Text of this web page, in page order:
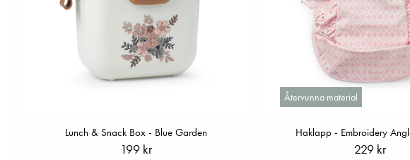
Lunch & Snack Box - Blue Garden
199 kr
Återvunna material
Haklapp - Embroidery
229 kr